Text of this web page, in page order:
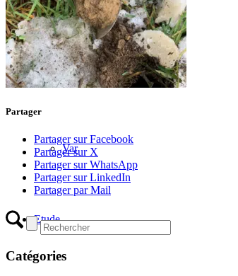
Bouches-du-Rhône
Haute-Garonne
Var
Etude
Partager
Partager sur Facebook
Partager sur X
Partager sur WhatsApp
Partager sur LinkedIn
Partager par Mail
Catégories